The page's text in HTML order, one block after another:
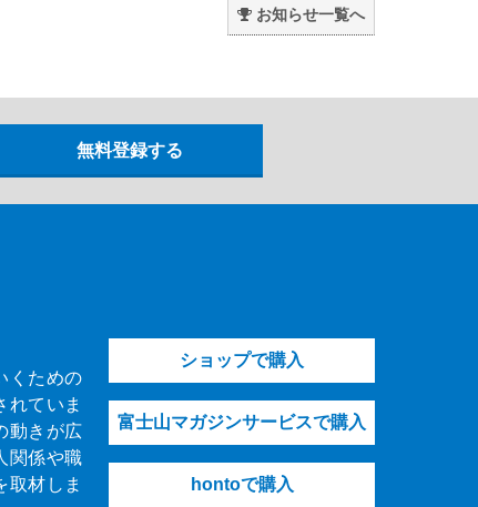
お知らせ一覧へ
くための
れていま
動きが広
関係や職
取材しま
ショップで購入
富士山マガジンサービスで購入
hontoで購入